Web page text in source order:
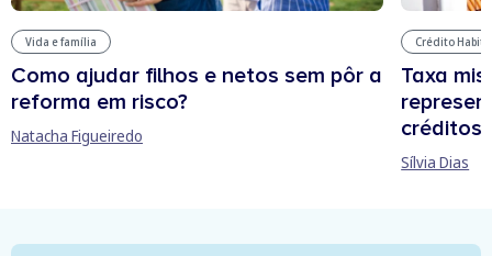
Vida e família
Como ajudar filhos e netos sem pôr a
reforma em risco?
Natacha Figueiredo
Crédito
Taxa
créditos
Sílvia Dias